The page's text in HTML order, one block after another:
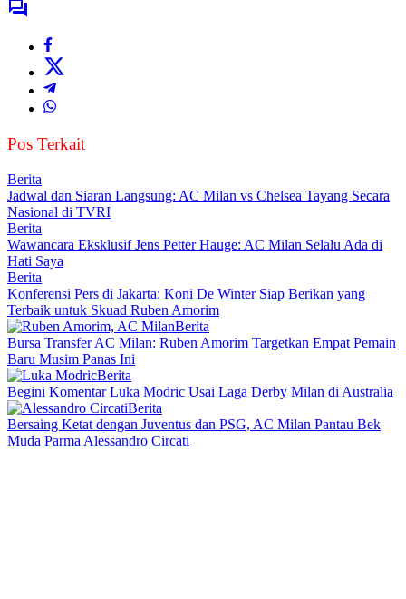
Pos Terkait
Berita
Jadwal dan Siaran Langsung: AC Milan vs Chelsea Tayang Secara
Nasional di TVRI
Berita
Wawancara Eksklusif Jens Petter Hauge: AC Milan Selalu Ada di
Hati Saya
Berita
Konferensi Pers di Jakarta: Koni De Winter Siap Berikan yang
Terbaik untuk Skuad Ruben Amorim
Berita
Bursa Transfer AC Milan: Ruben Amorim Targetkan Empat Pemain
Baru Musim Panas Ini
Berita
Begini Komentar Luka Modric Usai Laga Derby Milan di Australia
Berita
Bersaing Ketat dengan Juventus dan PSG, AC Milan Pantau Bek
Muda Parma Alessandro Circati